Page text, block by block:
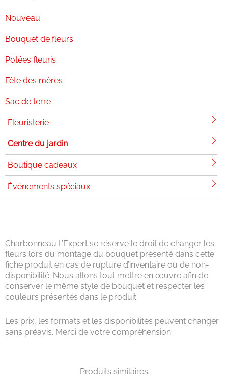
Nouveau
Bouquet de fleurs
Potées fleuris
Fête des mères
Sac de terre
Fleuristerie
Centre du jardin
Boutique cadeaux
Événements spéciaux
Charbonneau L’Expert se réserve le droit de changer les
fleurs lors du montage du bouquet présenté dans cette
fiche produit en cas de rupture d’inventaire ou de non-
disponibilité. Nous allons tout mettre en œuvre afin de
conserver le même style de bouquet et respecter les
couleurs présentés dans le produit.
Les prix, les formats et les disponibilités peuvent changer
sans préavis. Merci de votre compréhension.
Produits similaires